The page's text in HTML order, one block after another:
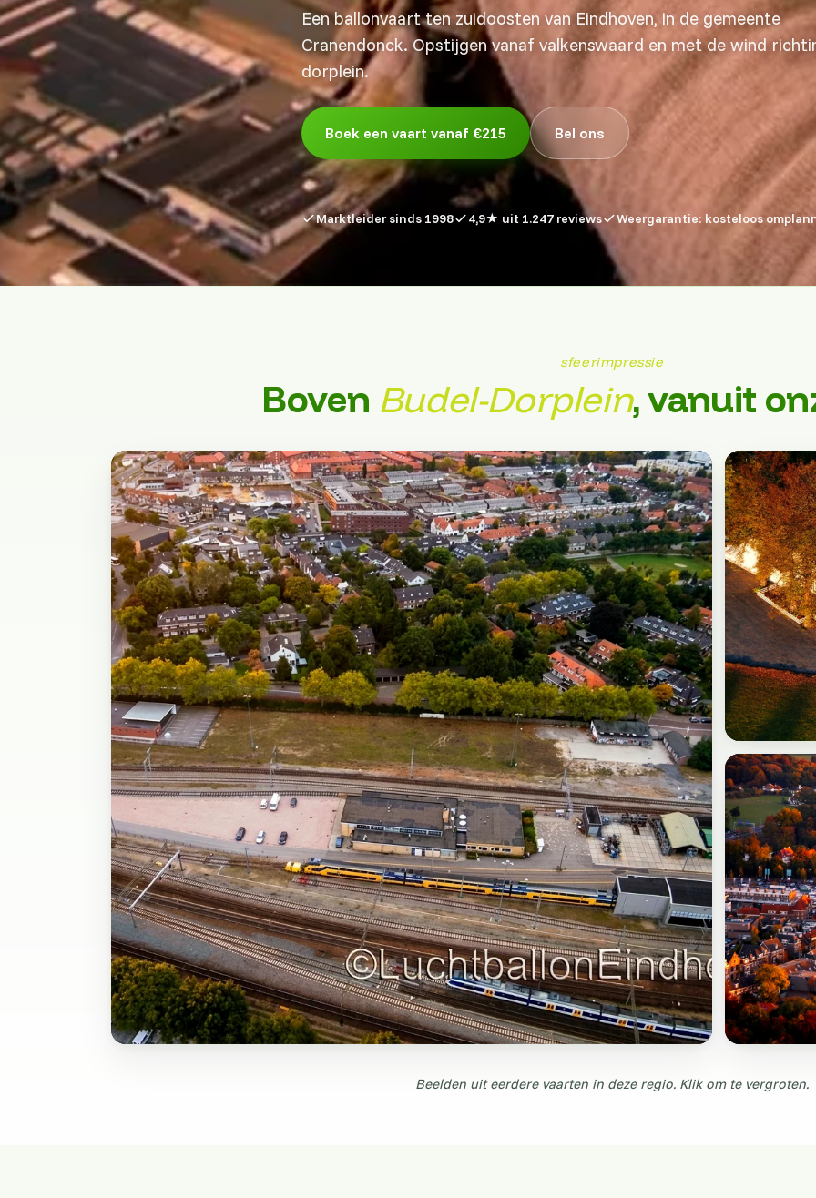
Een ballonvaart ten zuidoosten van Eindhoven, in de gemeente
Cranendonck. Opstijgen vanaf valkenswaard en met de wind
dorplein.
Boek een vaart vanaf €215 Bel ons
Marktleider sinds 1998 4,9★ uit 1.247 reviews Weergarantie: kosteloos
sfeerimpressie
Boven Budel-Dorplein, vanuit
Beelden uit eerdere vaarten in deze regio. Klik om te vergroten.